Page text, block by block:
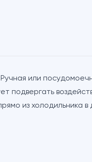
Ручная или
подвергать
из холодильника в